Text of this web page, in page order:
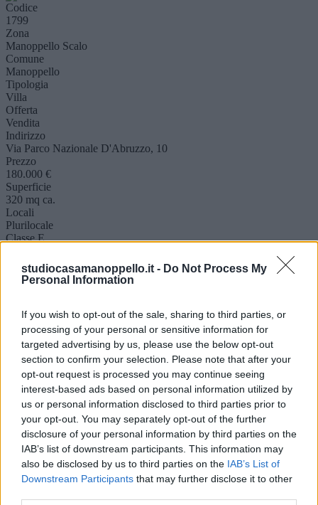
studiocasamanoppello.it - Do Not Process My
Personal Information
If you wish to opt-out of the sale, sharing to third parties, or
processing of your personal or sensitive information for
targeted advertising by us, please use the below opt-out
section to confirm your selection. Please note that after your
opt-out request is processed you may continue seeing
interest-based ads based on personal information utilized by
us or personal information disclosed to third parties prior to
your opt-out. You may separately opt-out of the further
disclosure of your personal information by third parties on the
IAB’s list of downstream participants. This information may
also be disclosed by us to third parties on the IAB’s List of
Downstream Participants that may further disclose it to other
Codice
1799
Zona
Manoppello Scalo
Comune
Manoppello
Tipologia
Villa
Offerta
Vendita
Indirizzo
Via Parco Nazionale D'Abruzzo, 10
Prezzo
180.000 €
Superficie
320 mq ca.
Locali
Plurilocale
Classe E.
Descrizione
**Splendida Villa Singola con Vista Panoramica in Vendita**
Scopri questa magnifica villa singola situata in una posizione rialzata
e panoramica, costruita negli anni '70 e ben tenuta, con dei lavori da
effettuare. Con una superficie totale di 320 mq distribuiti su due
livelli, questa proprietà offre ampi spazi e comfort moderni. Il salone
di circa 100 mq con camino è perfetto per serate accoglienti, mentre
la cucina abitabile di 25 mq è ideale per i tuoi momenti culinari. La
villa dispone di 5 camere da letto e 5 bagni, garantendo spazio e
privacy per tutta la famiglia. Il giardino recintato di 3400 mq è
un'oasi di tranquillità, perfetto per rilassarsi all'aperto. Goditi la vista
a 360° dall'ampio terrazzo, un luogo incantevole per ammirare il
paesaggio circostante. La posizione panoramica e la riservatezza
rendono questa villa un'opportunità unica. Completa di taverna,
garage, balcone e cantina, questa casa è pronta ad accogliere i suoi
nuovi proprietari. Non perdere l'occasione di vivere in un luogo che